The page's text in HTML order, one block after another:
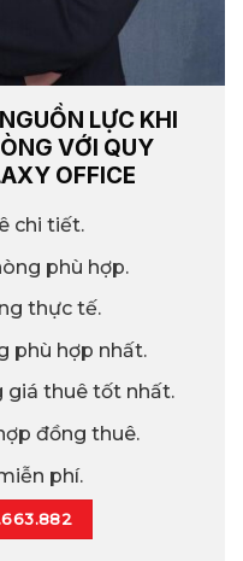
LỰC KHI
VỚI QUY
OFFICE
chi tiết.
phù hợp.
thực tế.
phù hợp nhất.
giá thuê tốt nhất.
đồng thuê.
phí.